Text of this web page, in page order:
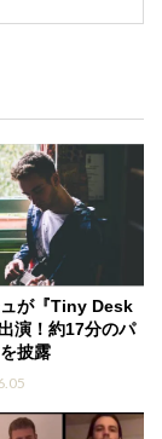
ュが『Tiny Desk
演！約17分のパ
披露